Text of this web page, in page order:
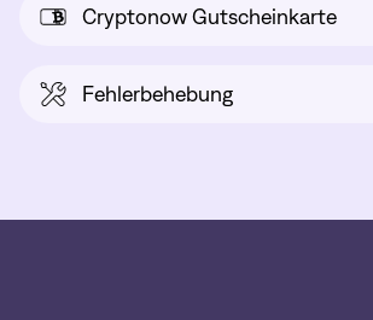
Cryptonow Gutscheinkarte
Fehlerbehebung